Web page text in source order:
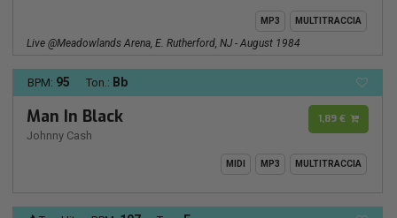
MP3 MULTITRACCIA
Live @Meadowlands Arena, E. Rutherford, NJ - August 1984
BPM: 95 Ton.: Bb
Man In Black
Johnny Cash
1,89 €
MIDI MP3 MULTITRACCIA